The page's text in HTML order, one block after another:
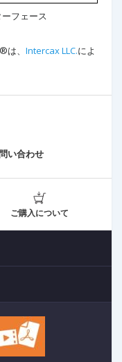
フェース
、 Intercax LLC.によ
い合わせ
ご購入について